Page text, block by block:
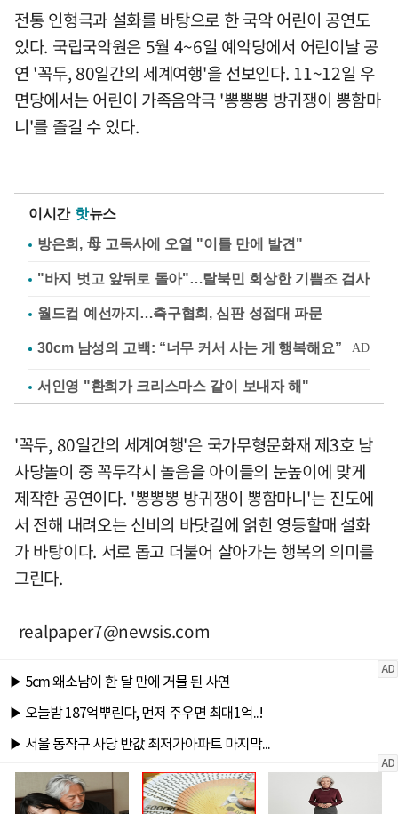
전통 인형극과 설화를 바탕으로 한 국악 어린이 공연도
있다. 국립국악원은 5월 4~6일 예악당에서 어린이날 공
연 '꼭두, 80일간의 세계여행'을 선보인다. 11~12일 우
면당에서는 어린이 가족음악극 '뽕뽕뽕 방귀쟁이 뽕함마
니'를 즐길 수 있다.
이시간 핫뉴스
방은희, 母 고독사에 오열 "이틀 만에 발견"
"바지 벗고 앞뒤로 돌아"…탈북민 회상한 기쁨조 검사
월드컵 예선까지…축구협회, 심판 성접대 파문
서인영 "환희가 크리스마스 같이 보내자 해"
'꼭두, 80일간의 세계여행'은 국가무형문화재 제3호 남
사당놀이 중 꼭두각시 놀음을 아이들의 눈높이에 맞게
제작한 공연이다. '뽕뽕뽕 방귀쟁이 뽕함마니'는 진도에
서 전해 내려오는 신비의 바닷길에 얽힌 영등할매 설화
가 바탕이다. 서로 돕고 더불어 살아가는 행복의 의미를
그린다.
realpaper7@newsis.com